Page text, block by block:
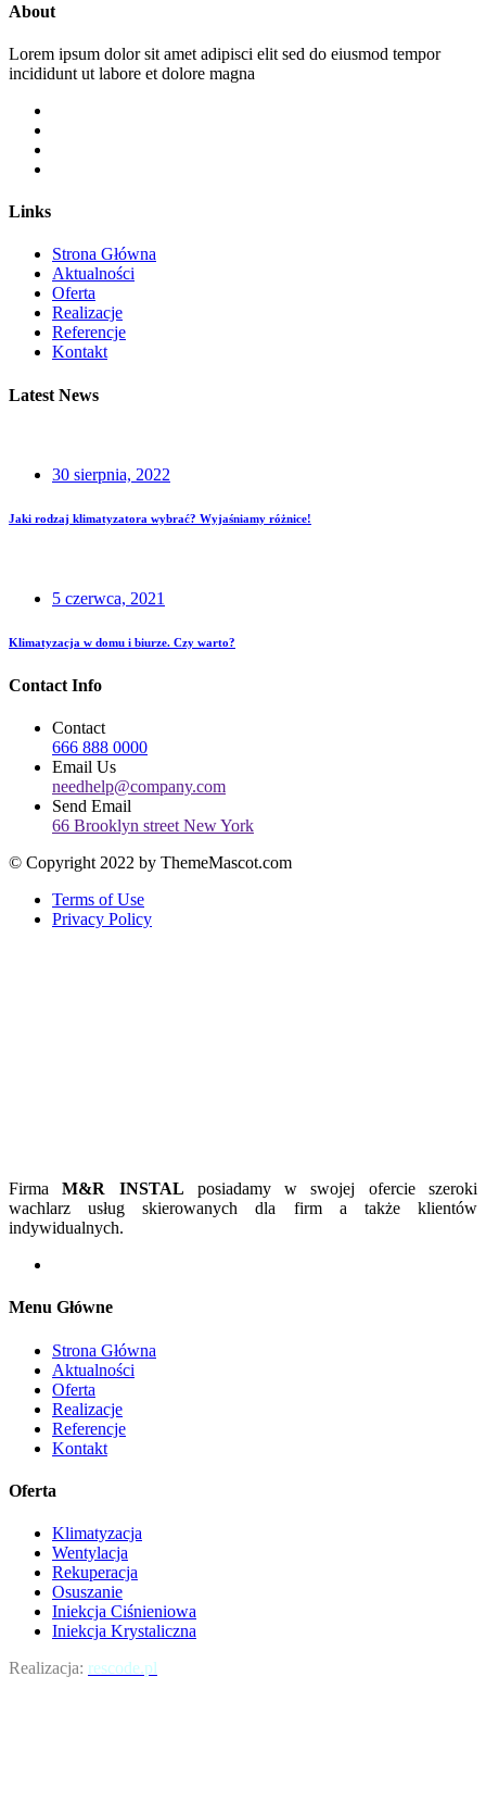
About
Lorem ipsum dolor sit amet adipisci elit sed do eiusmod tempor
incididunt ut labore et dolore magna
Links
Strona Główna
Aktualności
Oferta
Realizacje
Referencje
Kontakt
Latest News
30 sierpnia, 2022
Jaki rodzaj klimatyzatora wybrać? Wyjaśniamy różnice!
5 czerwca, 2021
Klimatyzacja w domu i biurze. Czy warto?
Contact Info
Contact
666 888 0000
Email Us
needhelp@company.com
Send Email
66 Brooklyn street New York
© Copyright 2022 by ThemeMascot.com
Terms of Use
Privacy Policy
FirmaM&R INSTAL posiadamy w swojej ofercie szeroki
wachlarz usług skierowanych dla firm a także klientów
indywidualnych.
Menu Główne
Strona Główna
Aktualności
Oferta
Realizacje
Referencje
Kontakt
Oferta
Klimatyzacja
Wentylacja
Rekuperacja
Osuszanie
Iniekcja Ciśnieniowa
Iniekcja Krystaliczna
Realizacja: rescode.pl